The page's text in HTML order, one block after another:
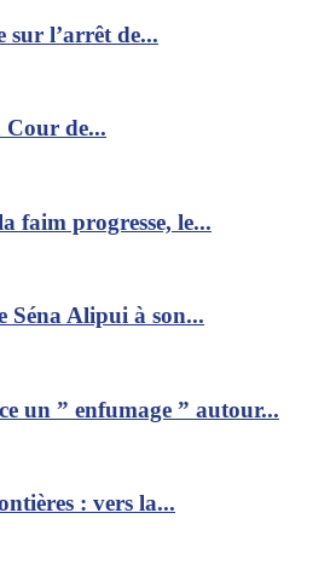
sur l’arrêt de...
Cour de...
faim progresse, le...
Séna Alipui à son...
un ” enfumage ” autour...
: vers la...